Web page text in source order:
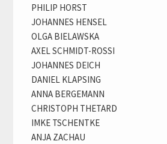
PHILIP HORST
JOHANNES HENSEL
OLGA BIELAWSKA
AXEL SCHMIDT-ROSSI
JOHANNES DEICH
DANIEL KLAPSING
ANNA BERGEMANN
CHRISTOPH THETARD
IMKE TSCHENTKE
ANJA ZACHAU